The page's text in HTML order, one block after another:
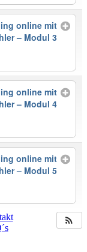
online mit
– Modul 3
online mit
– Modul 4
online mit
– Modul 5